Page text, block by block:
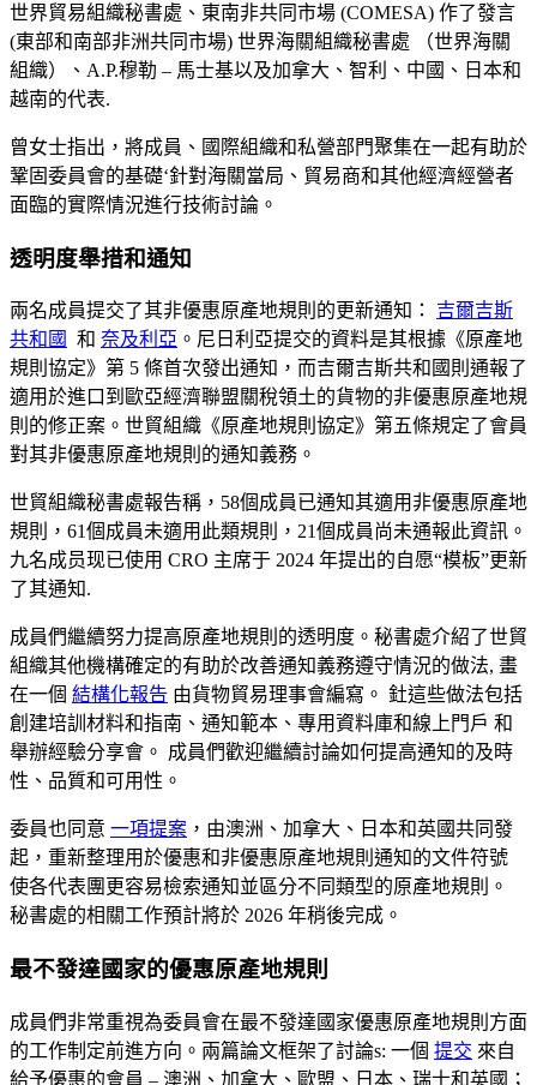
世界貿易組織秘書處、東南非共同市場 (COMESA) 作了發言
(東部和南部非洲共同市場) 世界海關組織秘書處 （世界海關
組織）
、A.P.穆勒 – 馬士基以及加拿大、智利、中國、日本和
越南的代表.
曾女士指出，將成員、國際組織和私營部門聚集在一起有助於
鞏固委員會的基礎‘針對海關當局、貿易商和其他經濟經營者
面臨的實際情況進行技術討論。
透明度舉措和通知
兩名成員提交了其非優惠原產地規則的更新通知： 吉爾吉斯
共和國
和 奈及利亞 。尼日利亞提交的資料是其根據《原產地
規則協定》第 5 條首次發出通知，而吉爾吉斯共和國則通報了
適用於進口到歐亞經濟聯盟關稅領土的貨物的非優惠原產地規
則的修正案。世貿組織《原產地規則協定》第五條規定了會員
對其非優惠原產地規則的通知義務。
世貿組織秘書處報告稱，58個成員已通知其適用非優惠原產地
規則，61個成員未適用此類規則，21個成員尚未通報此資訊。
九名成员现已使用 CRO 主席于 2024 年提出的自愿“模板”更新
了其通知.
成員們繼續努力提高原產地規則的透明度。秘書處介紹了世貿
組織其他機構確定的有助於改善通知義務遵守情況的做法, 畫
在一個 結構化報告 由貨物貿易理事會編寫。 釷這些做法包括
創建培訓材料和指南、通知範本、專用資料庫和線上門戶 和
舉辦經驗分享會。 成員們歡迎繼續討論如何提高通知的及時
性、品質和可用性。
委員也同意 一項提案 ，由澳洲、加拿大、日本和英國共同發
起，重新整理用於優惠和非優惠原產地規則通知的文件符號
使各代表團更容易檢索通知並區分不同類型的原產地規則。
秘書處的相關工作預計將於 2026 年稍後完成。
最不發達國家的優惠原產地規則
成員們非常重視為委員會在最不發達國家優惠原產地規則方面
的工作制定前進方向。兩篇論文框架了討論s: 一個 提交 來自
給予優惠的會員 – 澳洲、加拿大、歐盟、日本、瑞士和英國；